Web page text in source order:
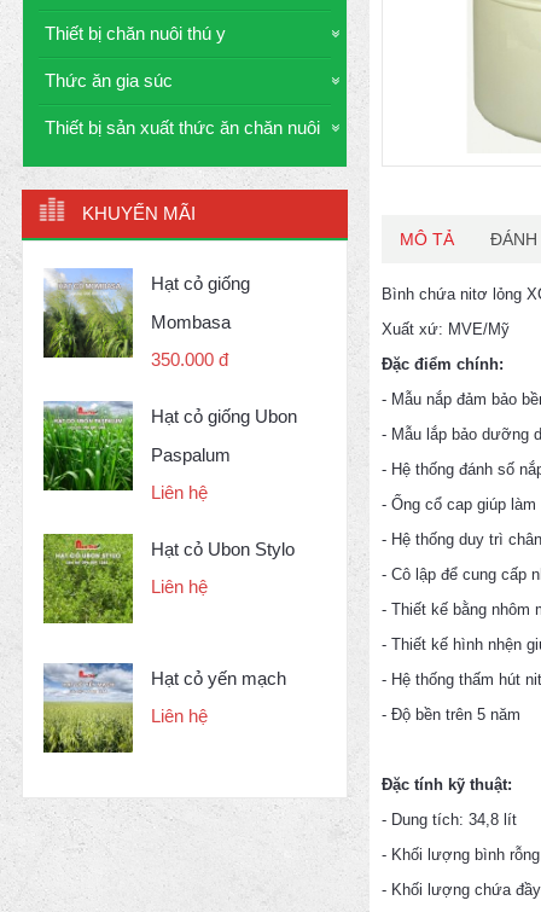
Thiết bị chăn nuôi thú y
Thức ăn gia súc
Thiết bị sản xuất thức ăn chăn nuôi
KHUYẾN MÃI
Hạt cỏ giống
Mombasa
350.000 đ
Hạt cỏ giống Ubon
Paspalum
Liên hệ
Hạt cỏ Ubon Stylo
Liên hệ
Hạt cỏ yến mạch
Liên hệ
MÔ TẢ ĐÁNH
Bình chứa nitơ lỏng
Xuất xứ: MVE/Mỹ
Đặc điểm chính:
- Mẫu nắp đảm bảo
- Mẫu lắp bảo dưỡng
- Hệ thống đánh số
- Ống cổ cap giúp làm
- Hệ thống duy trì
- Cô lập để cung cấp
- Thiết kế bằng nhôm
- Thiết kế hình nhện
- Hệ thống thấm hút
- Độ bền trên 5 năm
Đặc tính kỹ thuật:
- Dung tích: 34,8 lít
- Khối lượng bình
- Khối lượng chứa